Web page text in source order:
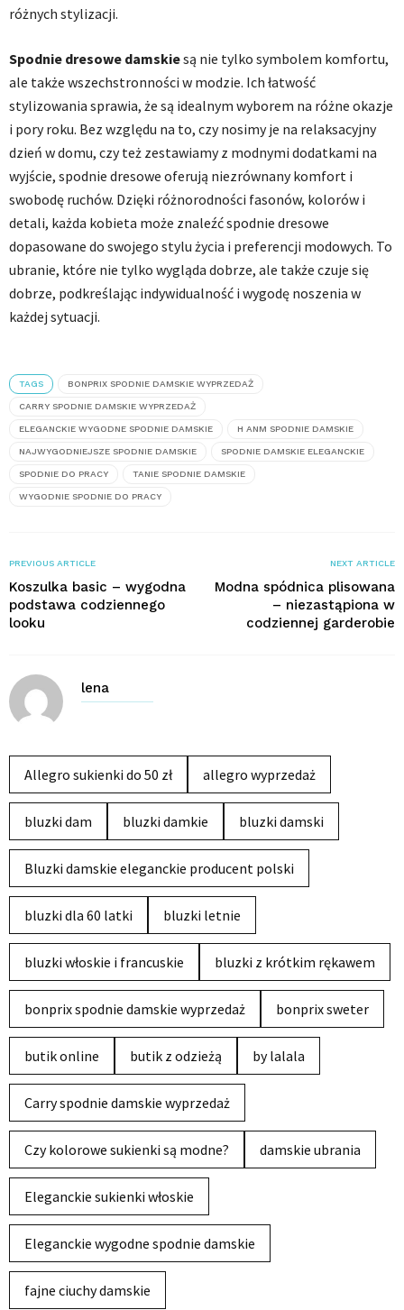
różnych stylizacji.
Spodnie dresowe damskiesą nie tylko symbolem komfortu,
ale także wszechstronności w modzie. Ich łatwość
stylizowania sprawia, że są idealnym wyborem na różne okazje
i pory roku. Bez względu na to, czy nosimy je na relaksacyjny
dzień w domu, czy też zestawiamy z modnymi dodatkami na
wyjście, spodnie dresowe oferują niezrównany komfort i
swobodę ruchów. Dzięki różnorodności fasonów, kolorów i
detali, każda kobieta może znaleźć spodnie dresowe
dopasowane do swojego stylu życia i preferencji modowych. To
ubranie, które nie tylko wygląda dobrze, ale także czuje się
dobrze, podkreślając indywidualność i wygodę noszenia w
każdej sytuacji.
TAGS BONPRIX SPODNIE DAMSKIE WYPRZEDAŻ
CARRY SPODNIE DAMSKIE WYPRZEDAŻ
ELEGANCKIE WYGODNE SPODNIE DAMSKIE H ANM SPODNIE DAMSKIE
NAJWYGODNIEJSZE SPODNIE DAMSKIE SPODNIE DAMSKIE ELEGANCKIE
SPODNIE DO PRACY TANIE SPODNIE DAMSKIE
WYGODNIE SPODNIE DO PRACY
PREVIOUS ARTICLE
Koszulka basic – wygodna
podstawa codziennego
looku
NEXT ARTICLE
Modna spódnica plisowana
– niezastąpiona w
codziennej garderobie
lena
Allegro sukienki do 50 zł allegro wyprzedaż
bluzki dam bluzki damkie bluzki damski
Bluzki damskie eleganckie producent polski
bluzki dla 60 latki bluzki letnie
bluzki włoskie i francuskie bluzki z krótkim rękawem
bonprix spodnie damskie wyprzedaż bonprix sweter
butik online butik z odzieżą by lalala
Carry spodnie damskie wyprzedaż
Czy kolorowe sukienki są modne? damskie ubrania
Eleganckie sukienki włoskie
Eleganckie wygodne spodnie damskie
fajne ciuchy damskie